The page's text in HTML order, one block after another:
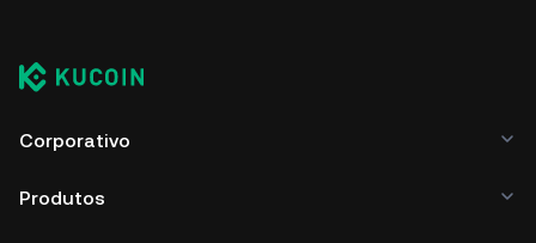
Corporativo
Produtos